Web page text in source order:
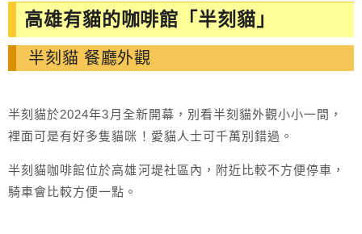
高雄有貓的咖啡館「半刻貓」
半刻貓 餐廳外觀
半刻貓於2024年3月全新開幕，別看半刻貓外觀小小一間，
裡面可是有好多隻貓咪！愛貓人士可千萬別錯過。
半刻貓咖啡館位於高雄河堤社區內，附近比較不方便停車，
騎車會比較方便一點。